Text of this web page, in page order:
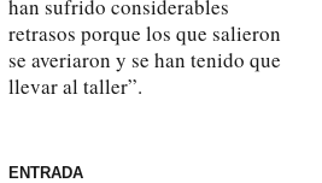
han sufrido considerables
retrasos porque los que salieron
se averiaron y se han tenido que
llevar al taller”.
ENTRADA